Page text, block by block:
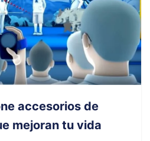
accesorios de
mejoran tu vida